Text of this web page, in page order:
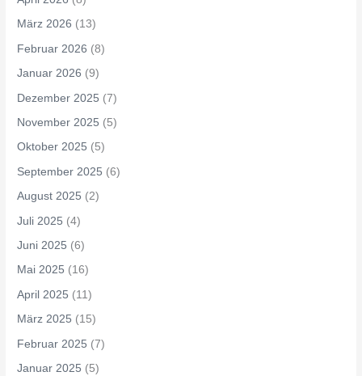
März 2026 (13)
Februar 2026 (8)
Januar 2026 (9)
Dezember 2025 (7)
November 2025 (5)
Oktober 2025 (5)
September 2025 (6)
August 2025 (2)
Juli 2025 (4)
Juni 2025 (6)
Mai 2025 (16)
April 2025 (11)
März 2025 (15)
Februar 2025 (7)
Januar 2025 (5)